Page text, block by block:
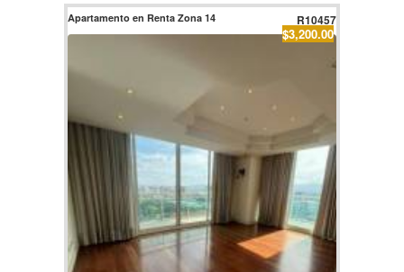
Apartamento en Renta Zona 14 R10457
$3,200.00